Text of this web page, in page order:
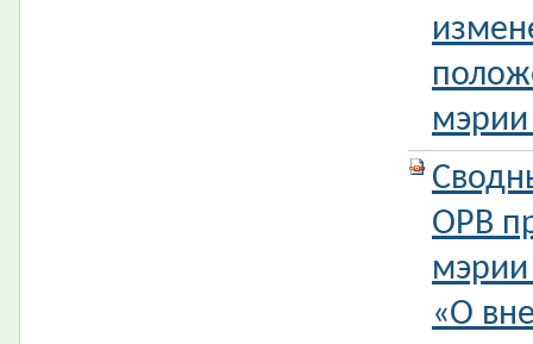
мэрии
ОРВ
мэрии
«О